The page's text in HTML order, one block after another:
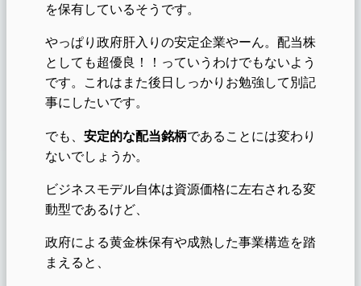
を保有しているそうです。
やっぱり政府肝入りの安定企業やーん。配当株
としても超優良！！っていうわけでもないよう
です。これはまた後日しっかりお勉強して別記
事にしたいです。
でも、 安定的な配当銘柄であることには変わり
ないでしょうか。
ビジネスモデル自体は資源価格に左右される変
動型であるけど、
政府による黄金株保有や成熟した事業構造を踏
まえると、